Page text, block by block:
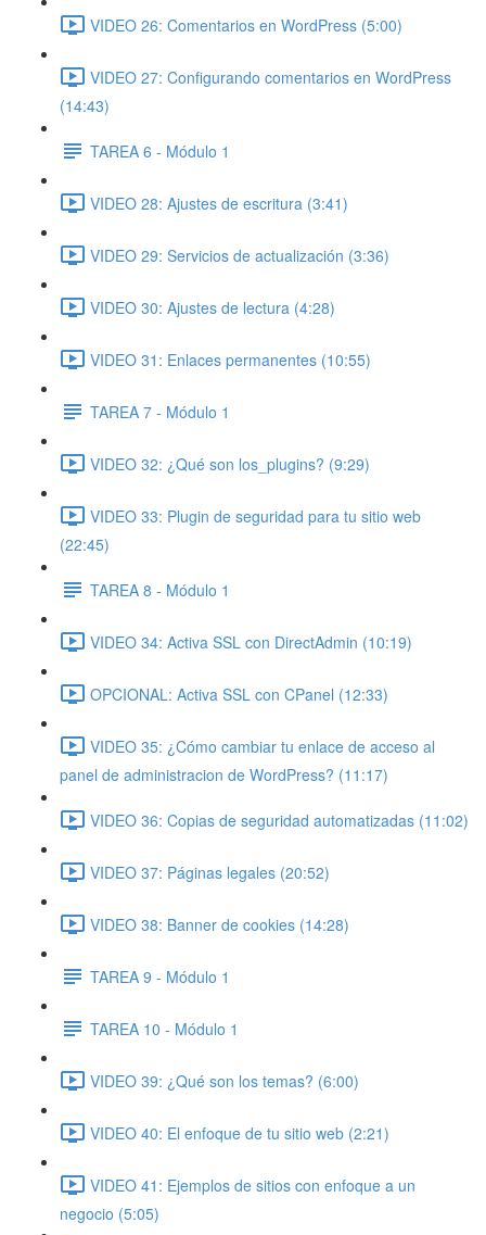
VIDEO 26: Comentarios en WordPress (5:00)
VIDEO 27: Configurando comentarios en WordPress
(14:43)
TAREA 6 - Módulo 1
VIDEO 28: Ajustes de escritura (3:41)
VIDEO 29: Servicios de actualización (3:36)
VIDEO 30: Ajustes de lectura (4:28)
VIDEO 31: Enlaces permanentes (10:55)
TAREA 7 - Módulo 1
VIDEO 32: ¿Qué son los_plugins? (9:29)
VIDEO 33: Plugin de seguridad para tu sitio web
(22:45)
TAREA 8 - Módulo 1
VIDEO 34: Activa SSL con DirectAdmin (10:19)
OPCIONAL: Activa SSL con CPanel (12:33)
VIDEO 35: ¿Cómo cambiar tu enlace de acceso al
panel de administracion de WordPress? (11:17)
VIDEO 36: Copias de seguridad automatizadas (11:02)
VIDEO 37: Páginas legales (20:52)
VIDEO 38: Banner de cookies (14:28)
TAREA 9 - Módulo 1
TAREA 10 - Módulo 1
VIDEO 39: ¿Qué son los temas? (6:00)
VIDEO 40: El enfoque de tu sitio web (2:21)
VIDEO 41: Ejemplos de sitios con enfoque a un
negocio (5:05)